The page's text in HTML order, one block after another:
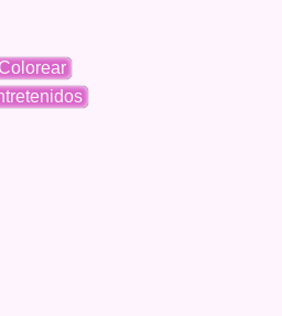
Colorear